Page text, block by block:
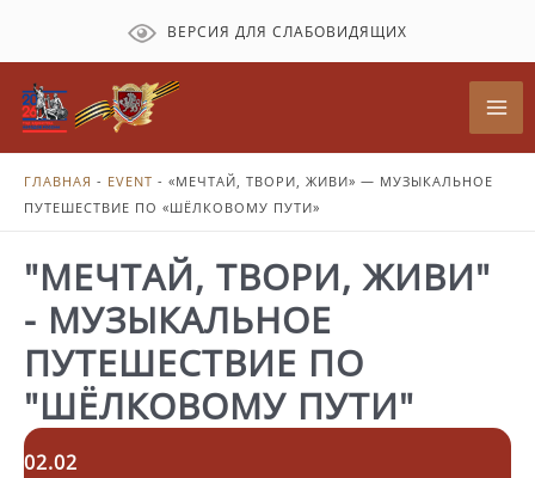
содержимому
ВЕРСИЯ ДЛЯ СЛАБОВИДЯЩИХ
ГЛАВНАЯ - EVENT - «МЕЧТАЙ, ТВОРИ, ЖИВИ» — МУЗЫКАЛЬНОЕ
ПУТЕШЕСТВИЕ ПО «ШЁЛКОВОМУ ПУТИ»
"МЕЧТАЙ, ТВОРИ, ЖИВИ"
- МУЗЫКАЛЬНОЕ
ПУТЕШЕСТВИЕ ПО
"ШЁЛКОВОМУ ПУТИ"
02.02